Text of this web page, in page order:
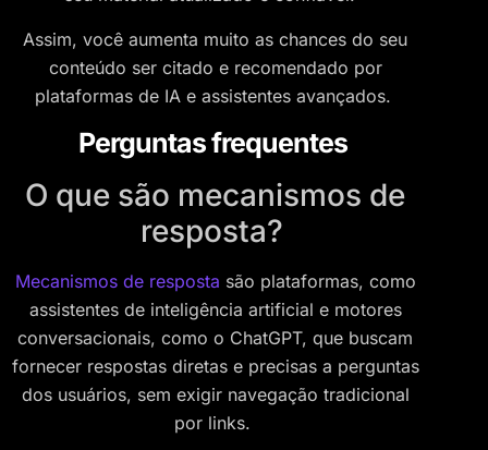
Assim, você aumenta muito as chances do seu
conteúdo ser citado e recomendado por
plataformas de IA e assistentes avançados.
Perguntas frequentes
O que são mecanismos de
resposta?
Mecanismos de resposta são plataformas, como
assistentes de inteligência artificial e motores
conversacionais, como o ChatGPT, que buscam
fornecer respostas diretas e precisas a perguntas
dos usuários, sem exigir navegação tradicional
por links.